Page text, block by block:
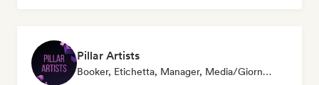
Pillar Artists
Booker, Etichetta, Manager, Media/Giornalista, Mentore, Curatore Di Playlist